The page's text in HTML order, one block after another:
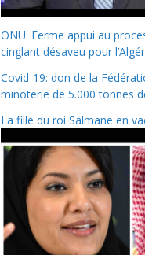
ONU: Ferme appui au
cinglant désaveu pour
Covid-19: don de la
minoterie de 5.000 tonnes
La fille du roi Salmane en